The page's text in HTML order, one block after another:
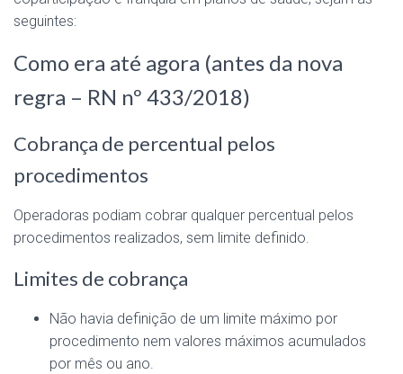
seguintes:
Como era até agora (antes da nova
regra – RN nº 433/2018)
Cobrança de percentual pelos
procedimentos
Operadoras podiam cobrar qualquer percentual pelos
procedimentos realizados, sem limite definido.
Limites de cobrança
Não havia definição de um limite máximo por
procedimento nem valores máximos acumulados
por mês ou ano.